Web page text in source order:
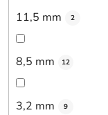
11,5 mm 2
8,5 mm 12
3,2 mm 9